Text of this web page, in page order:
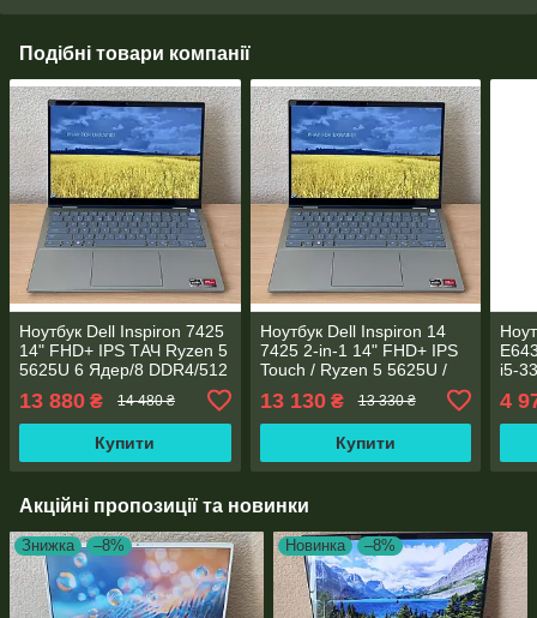
Подібні товари компанії
Ноутбук Dell Inspiron 7425
14" FHD+ IPS TАЧ Ryzen 5
5625U 6 Ядер/8 DDR4/512
SSD M.2/Radeon RX Vega
7/Type-C PD
13 880 ₴ 14 480 ₴
Купити
Ноутбук Dell Inspiron 14
7425 2-in-1 14" FHD+ IPS
Touch / Ryzen 5 5625U /
8GB DDR4 / 256GB SSD /
Radeon Vega 7
13 130₴ 13 330 ₴
Купити
i5-
4
Акційні пропозиції та новинки
Знижка –8% Новинка –8%